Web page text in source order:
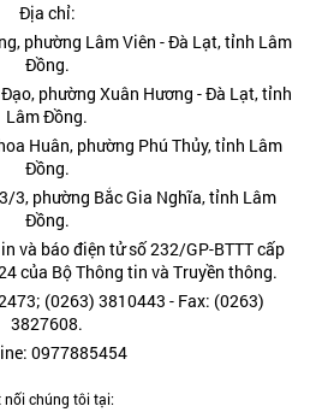
Địa chỉ:
phường Lâm Viên - Đà Lạt, tỉnh Lâm
Đồng.
phường Xuân Hương - Đà Lạt, tỉnh
Lâm Đồng.
Huân, phường Phú Thủy, tỉnh Lâm
Đồng.
3, phường Bắc Gia Nghĩa, tỉnh Lâm
Đồng.
và báo điện tử số 232/GP-BTTT cấp
của Bộ Thông tin và Truyền thông.
(0263) 3810443 - Fax: (0263)
3827608.
0977885454
nối chúng tôi tại: